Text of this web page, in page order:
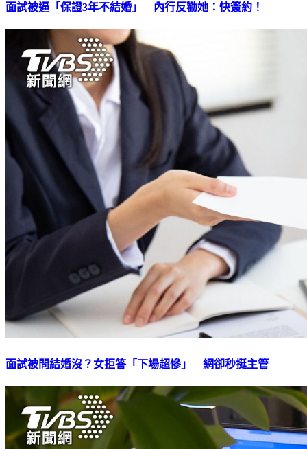
面試被逼「保證3年不結婚」 內行反勸她：快簽約！
面試被問結婚沒？女拒答「下場超慘」 網卻秒挺主管